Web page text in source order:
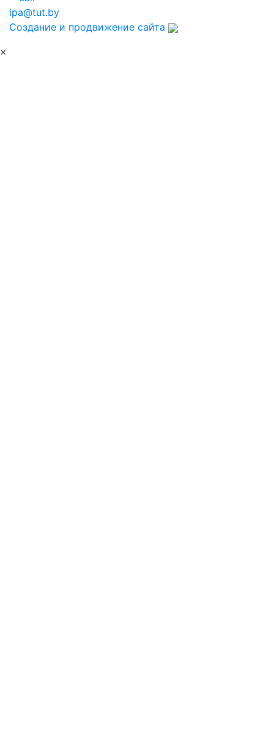
ipa@tut.by
Создание и продвижение сайта
×